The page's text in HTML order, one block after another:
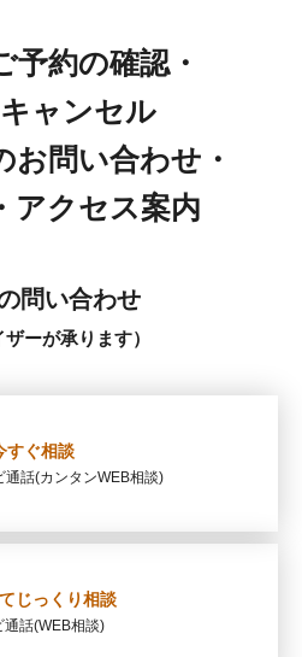
予約の確認・
ャンセル
お問い合わせ・
アクセス案内
問い合わせ
ザーが承ります）
すぐ相談
通話(カンタンWEB相談)
じっくり相談
通話(WEB相談)